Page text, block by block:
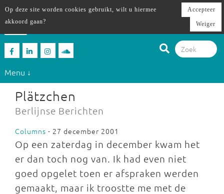
Menu ↓
Plätzchen
Berlijnse Berichten
Columns - 27 december 2001
Op een zaterdag in december kwam het
er dan toch nog van. Ik had even niet
goed opgelet toen er afspraken werden
gemaakt, maar ik troostte me met de
Op deze site worden cookies gebruikt, wilt u hiermee
akkoord gaan?
Accepteer
Weiger